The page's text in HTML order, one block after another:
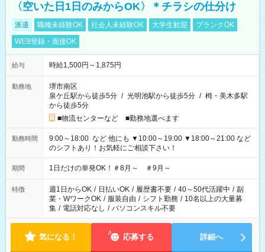
〈空いた日1日のみからOK〉＊チラシの仕分け
派遣 職種未経験OK 社会人未経験OK 大学生歓迎
ブランクOK
WEB登録・面接OK
給与 時給1,500円～1,875円
勤務地
堺市南区
泉ケ丘駅から徒歩5分 / 光明池駅から徒歩5分 / 栂・美木多駅
から徒歩5分
■物流センターなど ■勤務地選べます
勤務時間
9:00～18:00 など 他にも ▼10:00～19:00 ▼18:00～21:00 など
のシフトあり！お気軽にご相談下さい！
期間 1日だけの単発OK！＃8月～ ＃9月～
特徴 週1日からOK / 日払いOK / 履歴書不要 / 40～50代活躍中 / 副
業・WワークOK / 服装自由 / シフト勤務 / 10名以上の大量募
集 / 電話対応なし / パソコンスキル不要
気になる！ 応募する 詳細へ